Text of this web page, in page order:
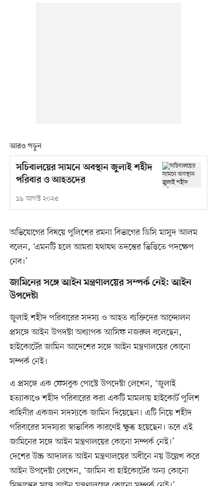
আরও পড়ুন
সচিবালয়ের সামনে অবস্থান জুলাই শহীদ
পরিবার ও আহতদের
১৯ আগস্ট ২০২৫
অভিযোগের বিষয়ে পুলিশের রমনা বিভাগের ডিসি মাসুদ আলম
বলেন, ‘এমনটি হলে আমরা যথাযথ তদন্তের ভিত্তিতে পদক্ষেপ
নেব।’
জামিনের সঙ্গে আইন মন্ত্রণালয়ের সম্পর্ক নেই: আইন
উপদেষ্টা
জুলাই শহীদ পরিবারের সদস্য ও আহত ব্যক্তিদের আন্দোলন
প্রসঙ্গে আইন উপদষ্টা অধ্যাপক আসিফ নজরুল বলেছেন,
হাইকোর্টের জামিন আদেশের সঙ্গে আইন মন্ত্রণালয়ের কোনো
সম্পর্ক নেই।
এ প্রসঙ্গে এক ফেসবুক পোস্টে উপদেষ্টা লেখেন, ‘জুলাই
হত্যাকাণ্ডে শহীদ পরিবারের করা একটি মামলায় হাইকোর্ট পুলিশ
বাহিনীর একজন সদস্যকে জামিন দিয়েছেন। এটি নিয়ে শহীদ
পরিবারের সদস্যরা স্বাভাবিক কারণেই ক্ষুব্ধ হয়েছেন। তবে এই
জামিনের সঙ্গে আইন মন্ত্রণালয়ের কোনো সম্পর্ক নেই।’
দেশের উচ্চ আদালত আইন মন্ত্রণালয়ের অধীনে নয় উল্লেখ করে
আইন উপদেষ্টা লেখেন, ‘জামিন বা হাইকোর্টের অন্য কোনো